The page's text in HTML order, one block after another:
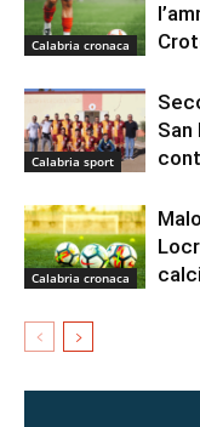
Calabria cronaca
Calabria sport
Calabria cronaca